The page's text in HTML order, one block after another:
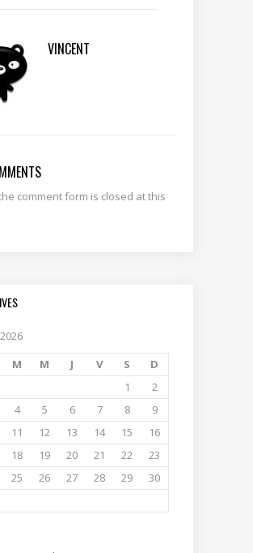
VINCENT
comment form is closed at this
M M J V S
D
1
2
4 5 6 7 8
9
11 12 13 14 15
16
18 19 20 21 22
23
25 26 27 28 29
30